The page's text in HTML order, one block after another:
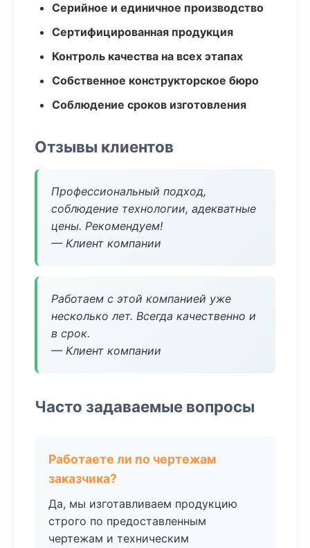
Серийное и единичное производство
Сертифицированная продукция
Контроль качества на всех этапах
Собственное конструкторское бюро
Соблюдение сроков изготовления
Отзывы клиентов
Профессиональный подход,
соблюдение технологии, адекватные
цены. Рекомендуем!
— Клиент компании
Работаем с этой компанией уже
несколько лет. Всегда качественно и
в срок.
— Клиент компании
Часто задаваемые вопросы
Работаете ли по чертежам
заказчика?
Да, мы изготавливаем продукцию
строго по предоставленным
чертежам и техническим